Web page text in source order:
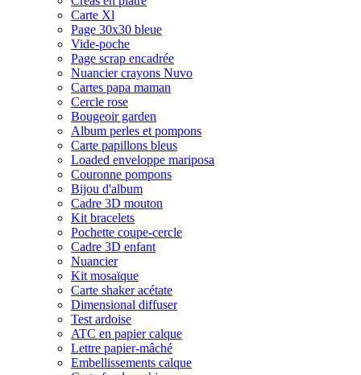
Carte Xl
Page 30x30 bleue
Vide-poche
Page scrap encadrée
Nuancier crayons Nuvo
Cartes papa maman
Cercle rose
Bougeoir garden
Album perles et pompons
Carte papillons bleus
Loaded enveloppe mariposa
Couronne pompons
Bijou d'album
Cadre 3D mouton
Kit bracelets
Pochette coupe-cercle
Cadre 3D enfant
Nuancier
Kit mosaïque
Carte shaker acétate
Dimensional diffuser
Test ardoise
ATC en papier calque
Lettre papier-mâché
Embellissements calque